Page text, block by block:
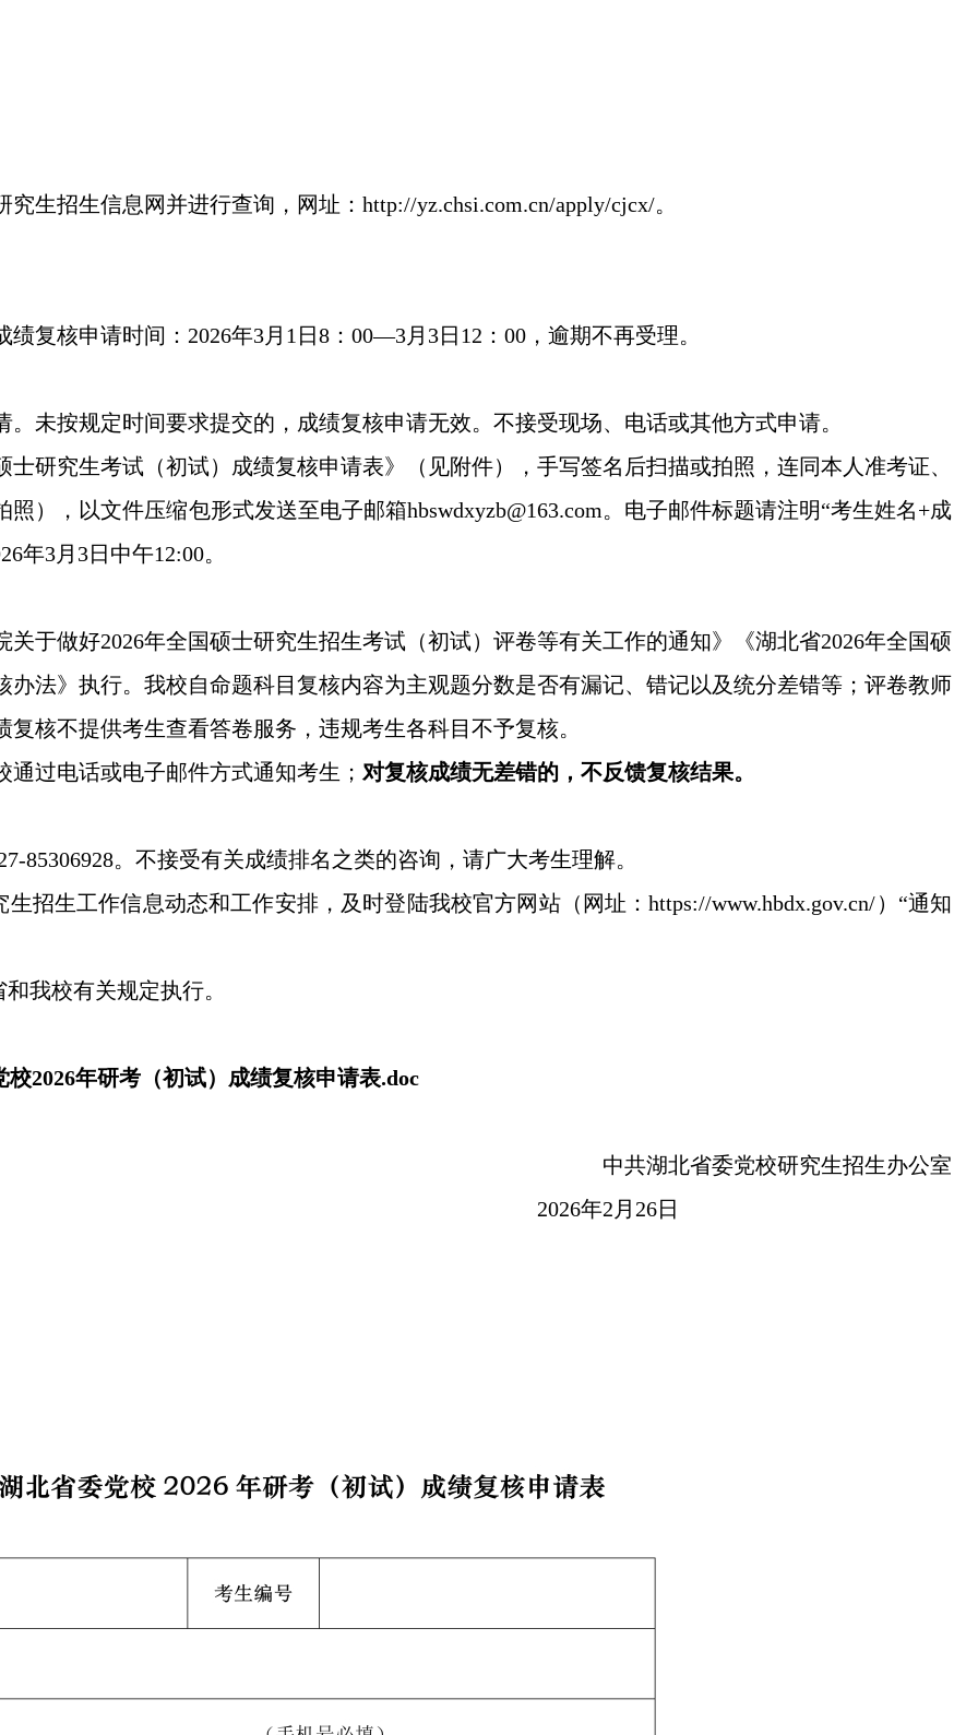
生招生信息网并进行查询，网址：http://yz.chsi.com.cn/apply/cjcx/。
复核申请时间：2026年3月1日8：00—3月3日12：00，逾期不再受理。
。未按规定时间要求提交的，成绩复核申请无效。不接受现场、电话或其他方式申请。
研究生考试（初试）成绩复核申请表》（见附件），手写签名后扫描或拍照，连同本人准考证、
），以文件压缩包形式发送至电子邮箱hbswdxyzb@163.com。电子邮件标题请注明“考生姓名+成
年3月3日中午12:00。
于做好2026年全国硕士研究生招生考试（初试）评卷等有关工作的通知》《湖北省2026年全国硕
法》执行。我校自命题科目复核内容为主观题分数是否有漏记、错记以及统分差错等；评卷教师
核不提供考生查看答卷服务，违规考生各科目不予复核。
过电话或电子邮件方式通知考生； 对复核成绩无差错的，不反馈复核结果。
85306928。不接受有关成绩排名之类的咨询，请广大考生理解。
招生工作信息动态和工作安排，及时登陆我校官方网站（网址：https://www.hbdx.gov.cn/）“通知
我校有关规定执行。
校2026年研考（初试）成绩复核申请表.doc
中共湖北省委党校研究生招生办公室
2月26日